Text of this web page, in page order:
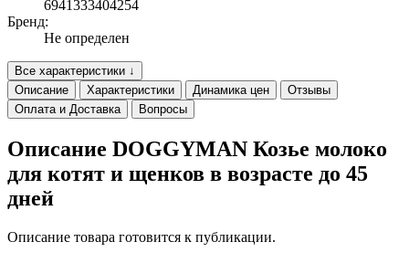
6941333404254
Бренд:
Не определен
Все характеристики ↓
Описание
Характеристики Динамика цен
Отзывы
Оплата и Доставка
Вопросы
Описание DOGGYMAN Козье молоко
для котят и щенков в возрасте до 45
дней
Описание товара готовится к публикации.